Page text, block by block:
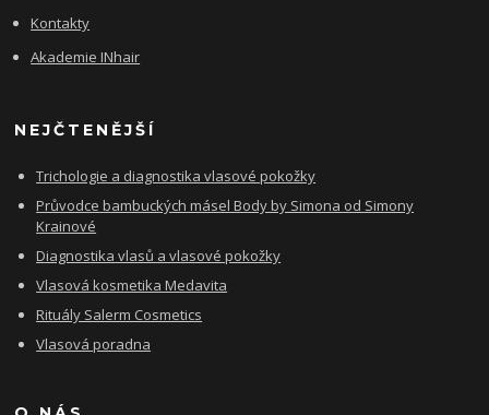
Kontakty
Akademie INhair
NEJČTENĚJŠÍ
Trichologie a diagnostika vlasové pokožky
Průvodce bambuckých másel Body by Simona od Simony
Krainové
Diagnostika vlasů a vlasové pokožky
Vlasová kosmetika Medavita
Rituály Salerm Cosmetics
Vlasová poradna